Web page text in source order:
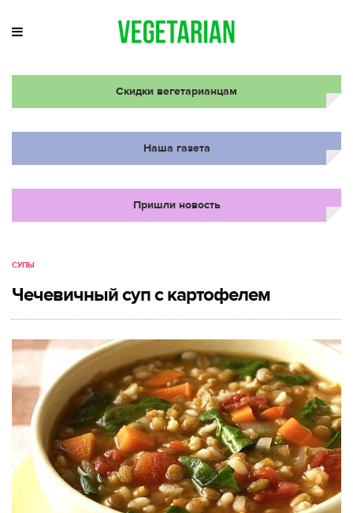
Скидки вегетарианцам
Наша газета
Пришли новость
СУПЫ
Чечевичный суп с картофелем